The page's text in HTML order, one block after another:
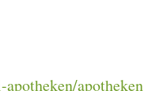
apotheken